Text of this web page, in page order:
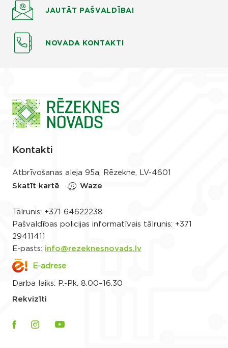
JAUTĀT PAŠVALDĪBAI
NOVADA KONTAKTI
Kontakti
Atbrīvošanas aleja 95a, Rēzekne, LV-4601
Skatīt kartē
Waze
Tālrunis: +371 64622238
Pašvaldības policijas informatīvais tālrunis: +371
29411411
E-pasts: info@rezeknesnovads.lv
E-adrese
Darba laiks: P.-Pk. 8.00–16.30
Rekvizīti